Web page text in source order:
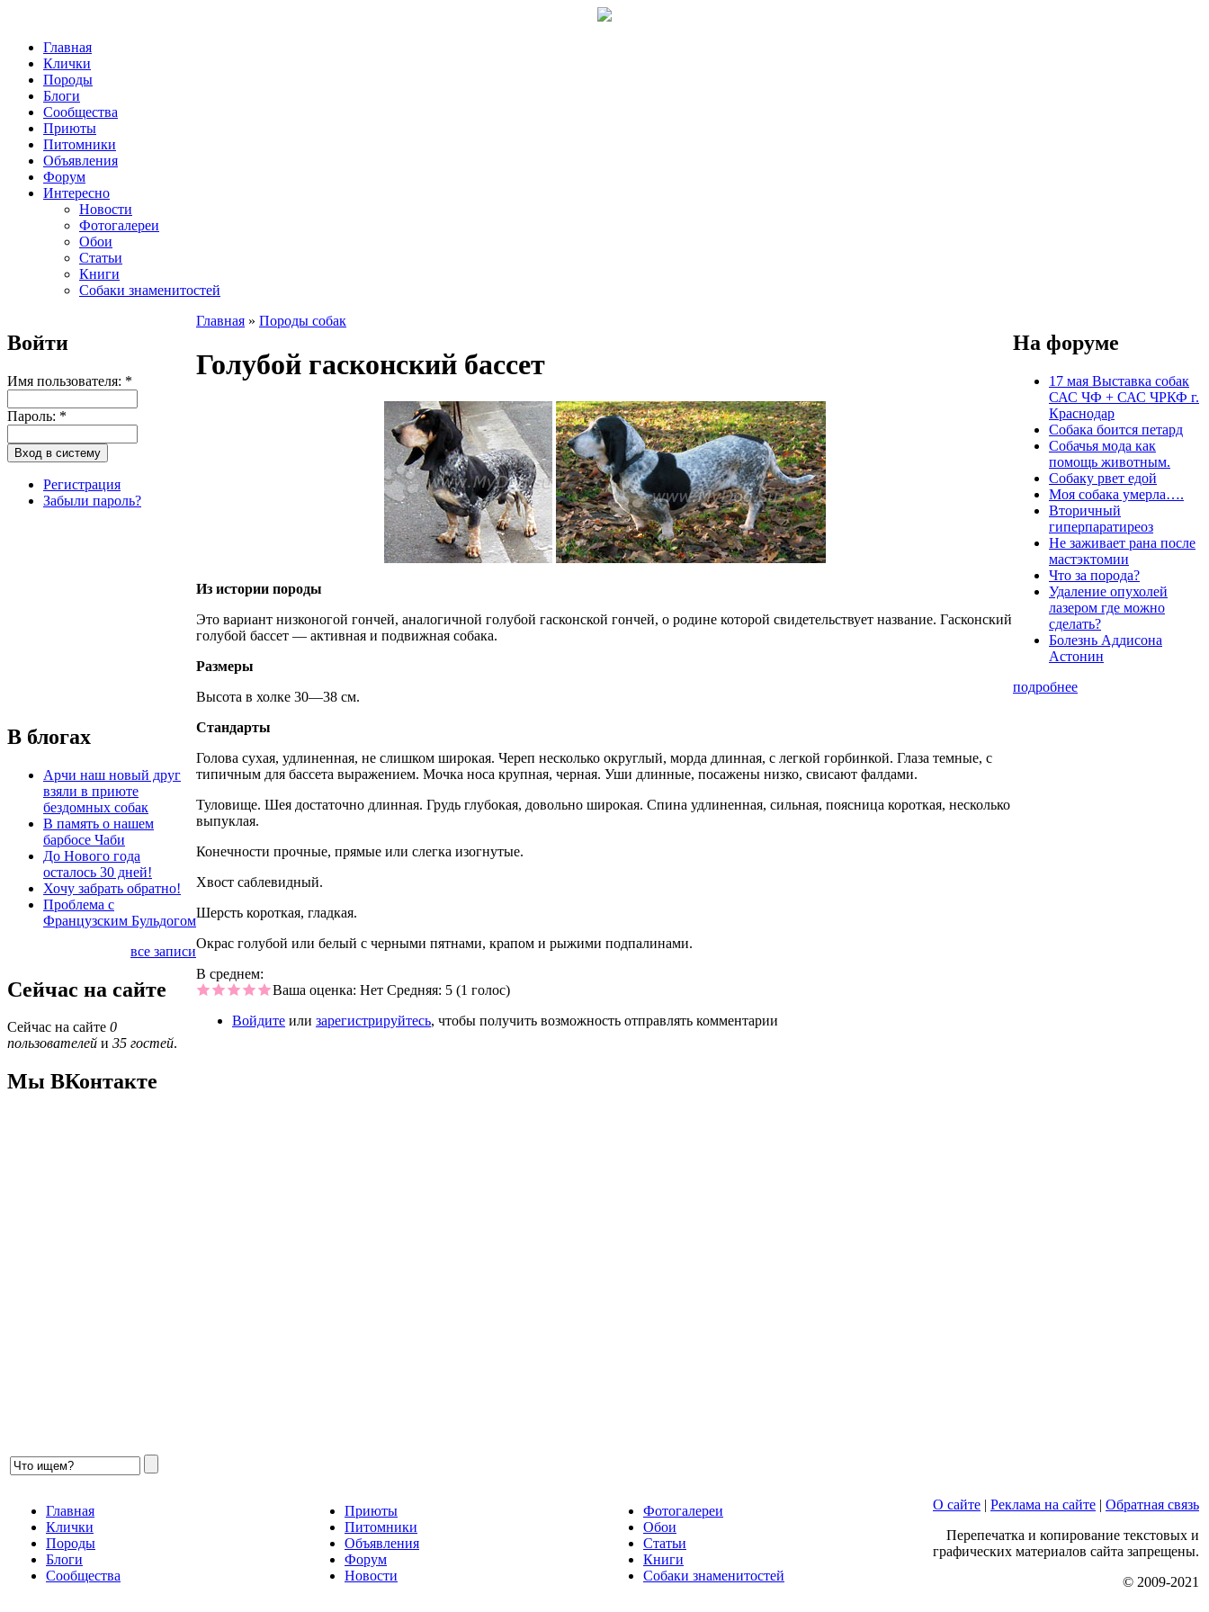
Главная
Клички
Породы
Блоги
Сообщества
Приюты
Питомники
Объявления
Форум
Интересно
Новости
Фотогалереи
Обои
Статьи
Книги
Собаки знаменитостей
Войти
Имя пользователя: *
Пароль: *
Регистрация
Забыли пароль?
В блогах
Арчи наш новый друг
взяли в приюте
бездомных собак
В память о нашем
барбосе Чаби
До Нового года
осталось 30 дней!
Хочу забрать обратно!
Проблема с
Французским Бульдогом
все записи
Сейчас на сайте
Сейчас на сайте 0
пользователей и 35 гостей.
Мы ВКонтакте
Главная » Породы собак
Голубой гасконский бассет
Из истории породы
Это вариант низконогой гончей, аналогичной голубой гасконской гончей, о родине которой свидетельствует название. Гасконский
голубой бассет — активная и подвижная собака.
Размеры
Высота в холке 30—38 см.
Стандарты
Голова сухая, удлиненная, не слишком широкая. Череп несколько округлый, морда длинная, с легкой горбинкой. Глаза темные, с
типичным для бассета выражением. Мочка носа крупная, черная. Уши длинные, посажены низко, свисают фалдами.
Туловище. Шея достаточно длинная. Грудь глубокая, довольно широкая. Спина удлиненная, сильная, поясница короткая, несколько
выпуклая.
Конечности прочные, прямые или слегка изогнутые.
Хвост саблевидный.
Шерсть короткая, гладкая.
Окрас голубой или белый с черными пятнами, крапом и рыжими подпалинами.
В среднем:
Ваша оценка: Нет Средняя: 5 (1 голос)
Войдите или зарегистрируйтесь, чтобы получить возможность отправлять комментарии
На форуме
17 мая Выставка собак
САС ЧФ + САС ЧРКФ г.
Краснодар
Собака боится петард
Собачья мода как
помощь животным.
Собаку рвет едой
Моя собака умерла….
Вторичный
гиперпаратиреоз
Не заживает рана после
мастэктомии
Что за порода?
Удаление опухолей
лазером где можно
сделать?
Болезнь Аддисона
Астонин
подробнее
Главная
Клички
Породы
Блоги
Сообщества
Приюты
Питомники
Объявления
Форум
Новости
Фотогалереи
Обои
Статьи
Книги
Собаки знаменитостей
О сайте | Реклама на сайте | Обратная связь
Перепечатка и копирование текстовых и
графических материалов сайта запрещены.
© 2009-2021